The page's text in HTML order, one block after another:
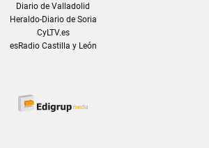
Diario de Valladolid
Heraldo-Diario de Soria
CyLTV.es
esRadio Castilla y León